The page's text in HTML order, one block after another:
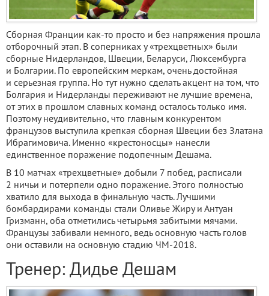
Сборная Франции как-то просто и без напряжения прошла
отборочный этап. В соперниках у «трехцветных» были
сборные Нидерландов, Швеции, Беларуси, Люксембурга
и Болгарии. По европейским меркам, очень достойная
и серьезная группа. Но тут нужно сделать акцент на том, что
Болгария и Нидерланды переживают не лучшие времена,
от этих в прошлом славных команд осталось только имя.
Поэтому неудивительно, что главным конкурентом
французов выступила крепкая сборная Швеции без Златана
Ибрагимовича. Именно «крестоносцы» нанесли
единственное поражение подопечным Дешама.
В 10 матчах «трехцветные» добыли 7 побед, расписали
2 ничьи и потерпели одно поражение. Этого полностью
хватило для выхода в финальную часть. Лучшими
бомбардирами команды стали Оливье Жиру и Антуан
Гризманн, оба отметились четырьмя забитыми мячами.
Французы забивали немного, ведь основную часть голов
они оставили на основную стадию ЧМ-2018.
Тренер: Дидье Дешам